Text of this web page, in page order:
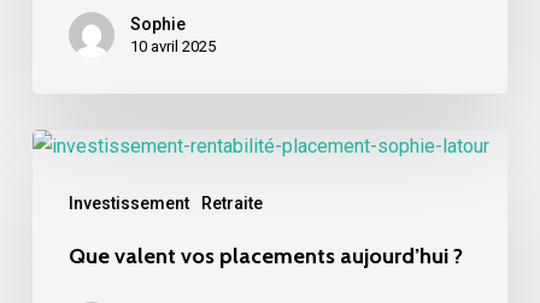
calculs
la
Sophie
10 avril 2025
Investissement Retraite
Que
Que valent vos placements aujourd’hui ?